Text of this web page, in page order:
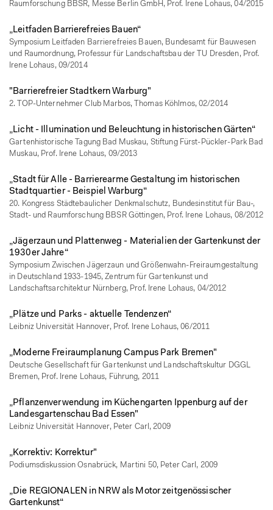
Raumforschung BBSR, Messe Berlin GmbH, Prof. Irene Lohaus, 04/2015
„Leitfaden Barrierefreies Bauen“
Symposium Leitfaden Barrierefreies Bauen, Bundesamt für Bauwesen
und Raumordnung, Professur für Landschaftsbau der TU Dresden, Prof.
Irene Lohaus, 09/2014
"Barrierefreier Stadtkern Warburg"
2. TOP-Unternehmer Club Marbos, Thomas Köhlmos, 02/2014
„Licht - Illumination und Beleuchtung in historischen Gärten“
Gartenhistorische Tagung Bad Muskau, Stiftung Fürst-Pückler-Park Bad
Muskau, Prof. Irene Lohaus, 09/2013
„Stadt für Alle - Barrierearme Gestaltung im historischen
Stadtquartier - Beispiel Warburg“
20. Kongress Städtebaulicher Denkmalschutz, Bundesinstitut für Bau-,
Stadt- und Raumforschung BBSR Göttingen, Prof. Irene Lohaus, 08/2012
„Jägerzaun und Plattenweg - Materialien der Gartenkunst der
1930er Jahre“
Symposium Zwischen Jägerzaun und Größenwahn-Freiraumgestaltung
in Deutschland 1933-1945, Zentrum für Gartenkunst und
Landschaftsarchitektur Nürnberg, Prof. Irene Lohaus, 04/2012
„Plätze und Parks - aktuelle Tendenzen“
Leibniz Universität Hannover, Prof. Irene Lohaus, 06/2011
„Moderne Freiraumplanung Campus Park Bremen"
Deutsche Gesellschaft für Gartenkunst und Landschaftskultur DGGL
Bremen, Prof. Irene Lohaus, Führung, 2011
„Pflanzenverwendung im Küchengarten Ippenburg auf der
Landesgartenschau Bad Essen"
Leibniz Universität Hannover, Peter Carl, 2009
„Korrektiv: Korrektur"
Podiumsdiskussion Osnabrück, Martini 50, Peter Carl, 2009
„Die REGIONALEN in NRW als Motor zeitgenössischer
Gartenkunst“